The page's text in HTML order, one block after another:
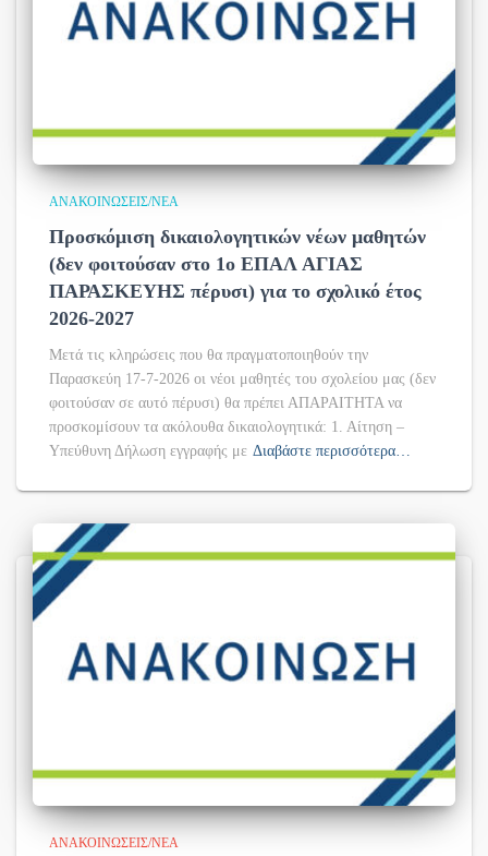
ΑΝΑΚΟΙΝΏΣΕΙΣ/ΝΈΑ
Προσκόμιση δικαιολογητικών νέων μαθητών
(δεν φοιτούσαν στο 1ο ΕΠΑΛ ΑΓΙΑΣ
ΠΑΡΑΣΚΕΥΗΣ πέρυσι) για το σχολικό έτος
2026-2027
Μετά τις κληρώσεις που θα πραγματοποιηθούν την
Παρασκεύη 17-7-2026 οι νέοι μαθητές του σχολείου μας (δεν
φοιτούσαν σε αυτό πέρυσι) θα πρέπει ΑΠΑΡΑΙΤΗΤΑ να
προσκομίσουν τα ακόλουθα δικαιολογητικά: 1. Αίτηση –
Υπεύθυνη Δήλωση εγγραφής με Διαβάστε περισσότερα…
ΑΝΑΚΟΙΝΏΣΕΙΣ/ΝΈΑ